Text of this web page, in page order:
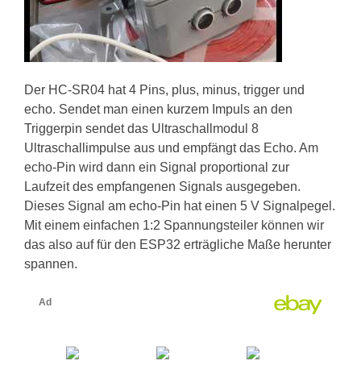
Der HC-SR04 hat 4 Pins, plus, minus, trigger und
echo. Sendet man einen kurzem Impuls an den
Triggerpin sendet das Ultraschallmodul 8
Ultraschallimpulse aus und empfängt das Echo. Am
echo-Pin wird dann ein Signal proportional zur
Laufzeit des empfangenen Signals ausgegeben.
Dieses Signal am echo-Pin hat einen 5 V Signalpegel.
Mit einem einfachen 1:2 Spannungsteiler können wir
das also auf für den ESP32 erträgliche Maße herunter
spannen.